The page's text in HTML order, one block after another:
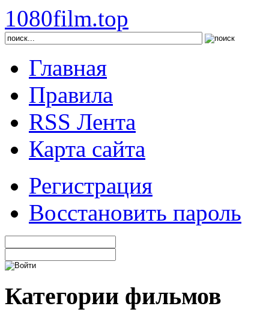
1080film.top
Главная
Правила
RSS Лента
Карта сайта
Регистрация
Восстановить пароль
Категории фильмов